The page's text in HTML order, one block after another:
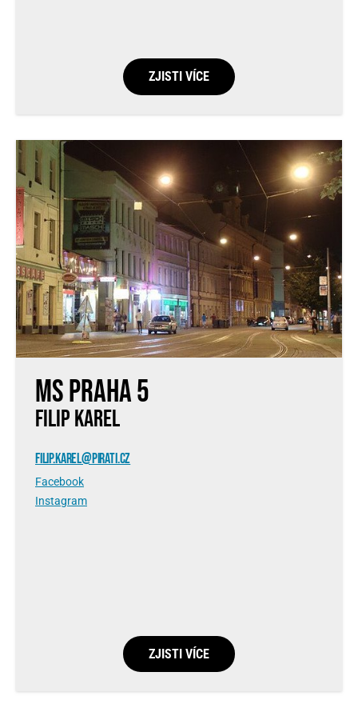
ZJISTI VÍCE
MS Praha 5
FILIP KAREL
FILIP.KAREL@PIRATI.CZ
Facebook
Instagram
ZJISTI VÍCE